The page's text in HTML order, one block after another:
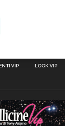
VIP LOOK VIP